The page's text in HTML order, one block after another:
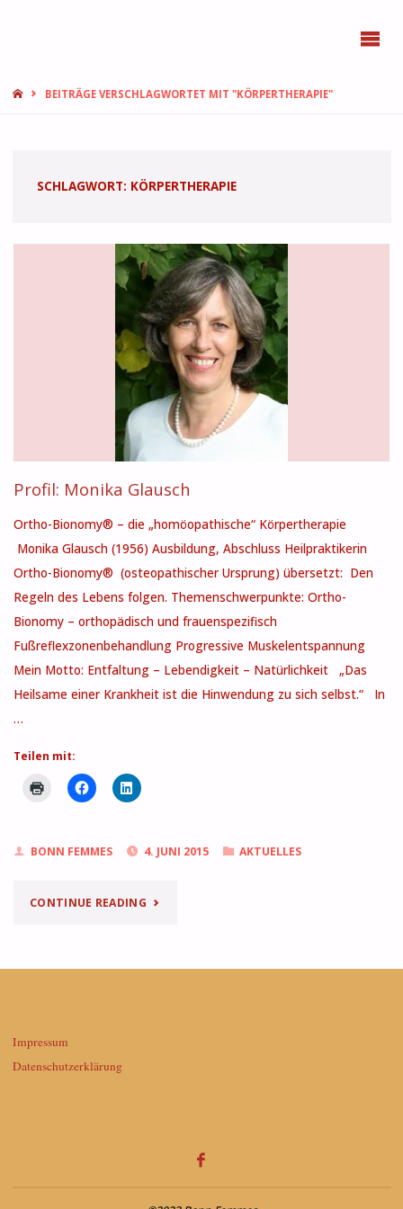
STARTBEITRÄGE VERSCHLAGWORTET MIT "KÖRPERTHERAPIE"
SCHLAGWORT: KÖRPERTHERAPIE
Profil: Monika Glausch
Ortho-Bionomy® – die „homöopathische“ Körpertherapie
Monika Glausch (1956) Ausbildung, Abschluss Heilpraktikerin
Ortho-Bionomy® (osteopathischer Ursprung) übersetzt: Den
Regeln des Lebens folgen. Themenschwerpunkte: Ortho-
Bionomy – orthopädisch und frauenspezifisch
Fußreflexzonenbehandlung Progressive Muskelentspannung
Mein Motto: Entfaltung – Lebendigkeit – Natürlichkeit „Das
Heilsame einer Krankheit ist die Hinwendung zu sich selbst.“ In
…
Teilen mit:
BONN FEMMES 4. JUNI 2015 AKTUELLES
CONTINUE READING"PROFIL:
GLAUSCH"
Impressum
Datenschutzerklärung